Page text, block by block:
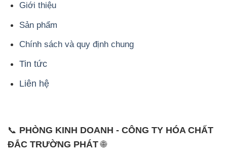
Giới thiệu
Sản phẩm
Chính sách và quy định chung
Tin tức
Liên hệ
📞 PHÒNG KINH DOANH - CÔNG TY HÓA CHẤT
ĐẮC TRƯỜNG PHÁT🌐